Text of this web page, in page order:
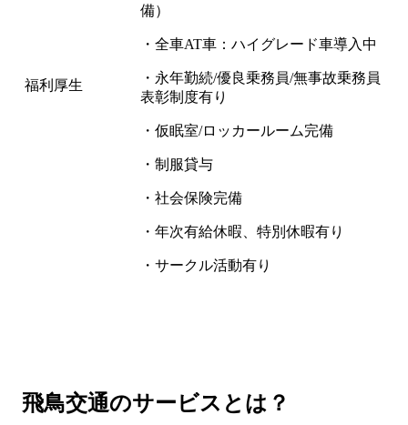
福利厚生
備）
・全車AT車：ハイグレード車導入中
・永年勤続/優良乗務員/無事故乗務員
表彰制度有り
・仮眠室/ロッカールーム完備
・制服貸与
・社会保険完備
・年次有給休暇、特別休暇有り
・サークル活動有り
飛鳥交通のサービスとは？